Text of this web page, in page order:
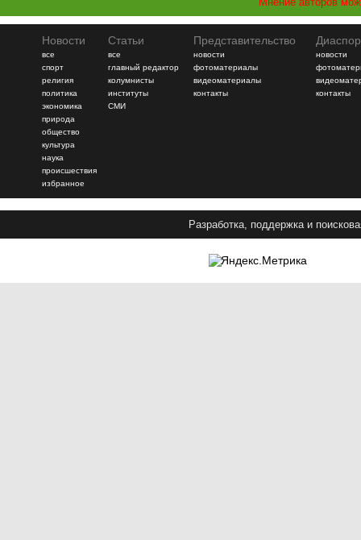
Новости
все
спорт
религия
политика
экономика
природа
общество
культура
наука
происшествия
избранное
Статьи
все
главный редактор
колумнисты
институты
СМИ
Представительство
новости
фотоматериалы
видеоматериалы
контакты
новости
контакты
Разработка, поддержка и